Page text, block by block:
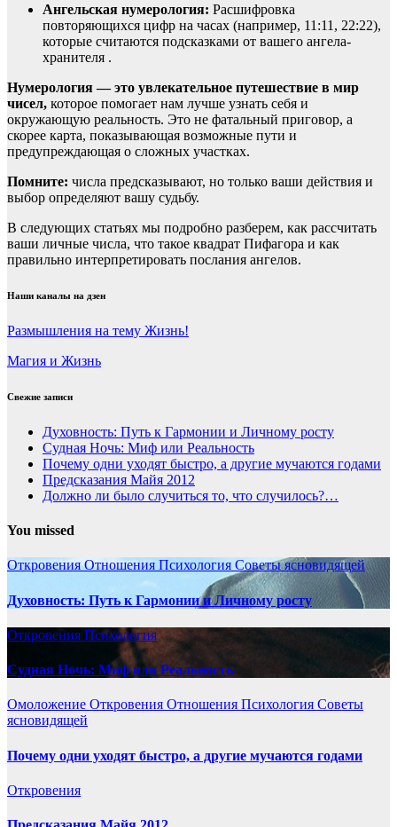
Ангельская нумерология: Расшифровка
повторяющихся цифр на часах (например, 11:11, 22:22),
которые считаются подсказками от вашего ангела-
хранителя .
Нумерология — это увлекательное путешествие в мир
чисел, которое помогает нам лучше узнать себя и
окружающую реальность. Это не фатальный приговор, а
скорее карта, показывающая возможные пути и
предупреждающая о сложных участках.
Помните: числа предсказывают, но только ваши действия и
выбор определяют вашу судьбу.
В следующих статьях мы подробно разберем, как рассчитать
ваши личные числа, что такое квадрат Пифагора и как
правильно интерпретировать послания ангелов.
Наши каналы на дзен
Размышления на тему Жизнь!
Магия и Жизнь
Свежие записи
Духовность: Путь к Гармонии и Личному росту
Судная Ночь: Миф или Реальность
Почему одни уходят быстро, а другие мучаются годами
Предсказания Майя 2012
Должно ли было случиться то, что случилось?…
You missed
ОткровенияОтношения Психология Советы ясновидящей
Духовность: Путь к Гармонии и Личному росту
Откровения Психология
Судная Ночь: Миф или Реальность
Омоложение Откровения Отношения Психология Советы
ясновидящей
Почему одни уходят быстро, а другие мучаются годами
Откровения